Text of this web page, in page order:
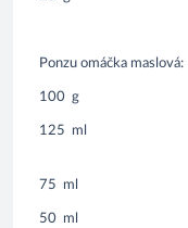
Ponzu omáčka maslová:
100 g
125 ml
75 ml
50 ml